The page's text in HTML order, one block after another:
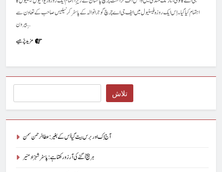
اہتمام کیا گیا۔ اِس ایک روزہ فیسٹیول میں ایف جی اے چرچ گوجرانوالہ کے پاسٹر کرنیلیس صاحب کے تعاون سے
بیرون ِ…
مزید پڑھیے
تلاش
آج اِک اور برس بیت گیا اُس کے بغیر : عطاالرحمن سمن
ہر بیج اُگنے کی آرزو رکھتا ہے : پاسٹر شہزاد منیر